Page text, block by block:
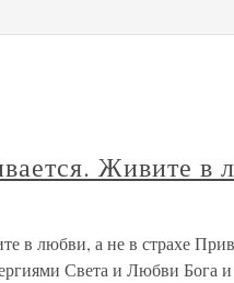
Живите в
в любви, а не в страхе
Света и Любви Бога